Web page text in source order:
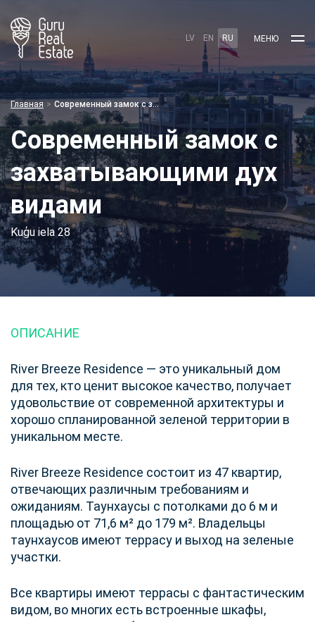
LV EN RU МЕНЮ
Главная Современный замок с захватывающими дух видами
Современный замок с
захватывающими дух
видами
Kuģu iela 28
ОПИСАНИЕ
River Breeze Residence — это уникальный дом
для тех, кто ценит высокое качество, получает
удовольствие от современной архитектуры и
хорошо спланированной зеленой территории в
уникальном месте.
River Breeze Residence состоит из 47 квартир,
отвечающих различным требованиям и
ожиданиям. Таунхаусы с потолками до 6 м и
площадью от 71,6 м² до 179 м². Владельцы
таунхаусов имеют террасу и выход на зеленые
участки.
Все квартиры имеют террасы с фантастическим
видом, во многих есть встроенные шкафы,